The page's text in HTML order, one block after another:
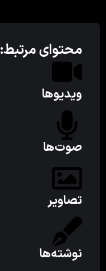
محتوای مرتبط:
ویدیوها
صوت‌ها
تصاویر
نوشته‌ها